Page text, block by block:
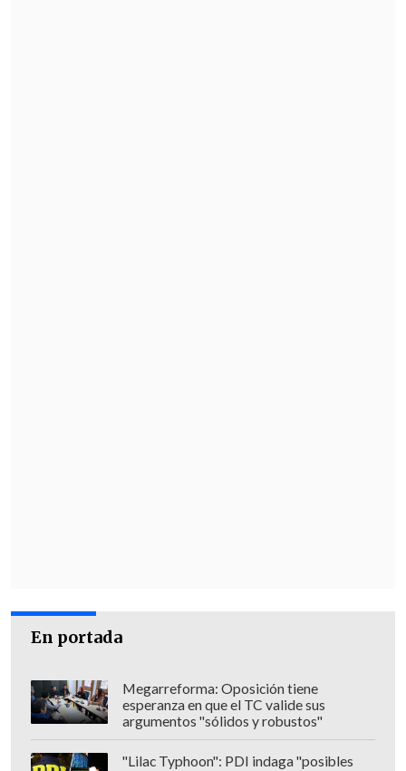
En portada
Megarreforma: Oposición tiene
esperanza en que el TC valide sus
argumentos "sólidos y robustos"
"Lilac Typhoon": PDI indaga "posibles